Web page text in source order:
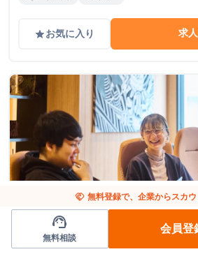
gradeお気に入り 求
企画
handshake 無料登録で、企業からスカウ
support_agent
無料相談
会員登